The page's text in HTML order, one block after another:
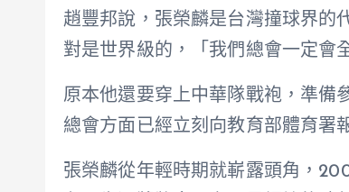
趙豐邦說，張榮麟是台灣撞球界的
對是世界級的，「我們總會一定會
原本他還要穿上中華隊戰袍，準備
總會方面已經立刻向教育部體育署
張榮麟從年輕時期就嶄露頭角，